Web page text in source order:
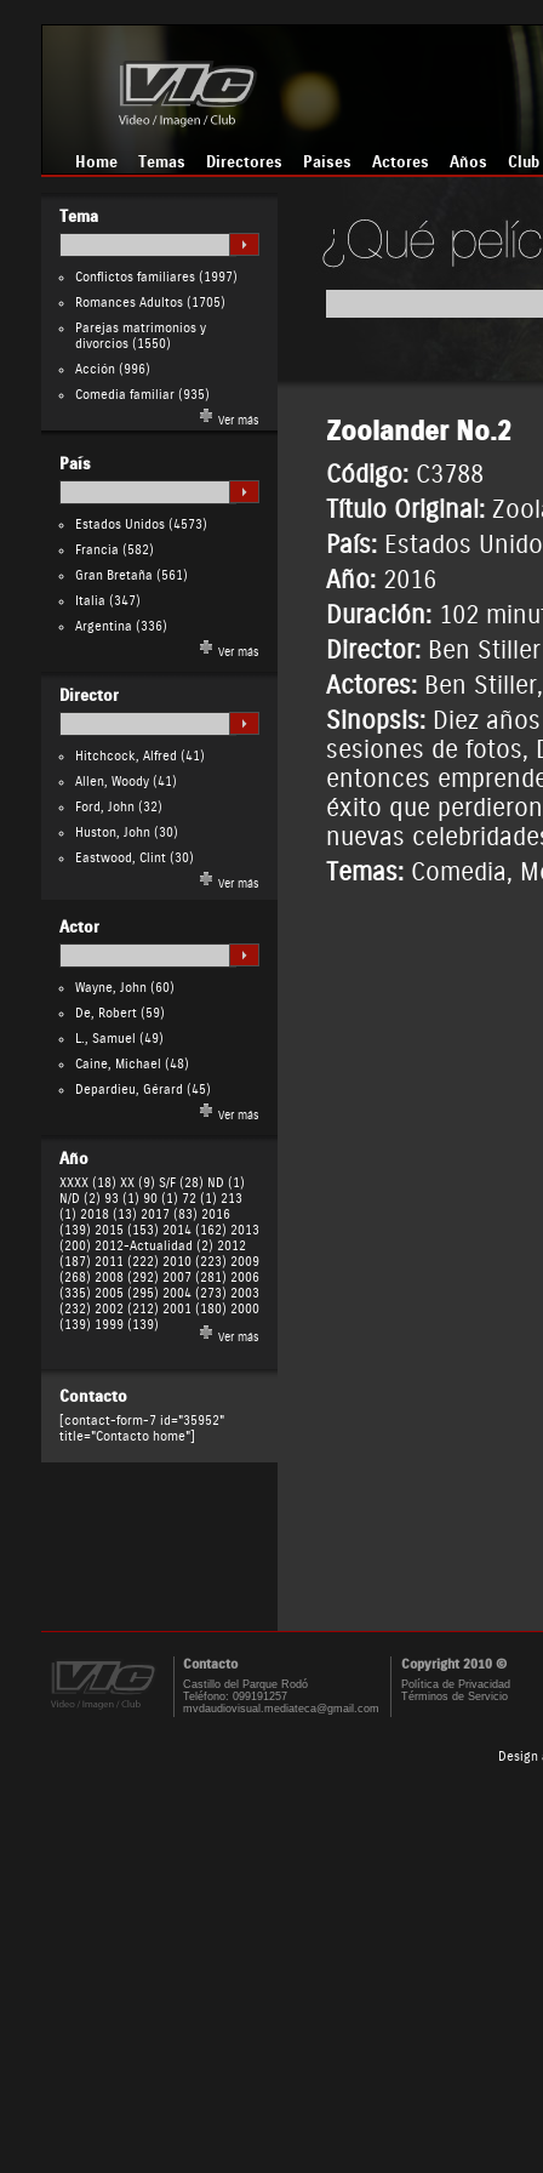
Home Temas Directores Países Actores Años Club
Tema
Conflictos familiares(1997)
Romances Adultos(1705)
Parejas matrimonios y
divorcios(1550)
Acción(996)
Comedia familiar(935)
Ver más
País
Estados Unidos(4573)
Francia (582)
Gran Bretaña (561)
Italia (347)
Argentina (336)
Ver más
Director
Hitchcock, Alfred (41)
Allen, Woody(41)
Ford, John(32)
Huston, John(30)
Eastwood, Clint(30)
Ver más
Actor
Wayne, John(60)
De, Robert(59)
L., Samuel (49)
Caine, Michael (48)
Depardieu, Gérard (45)
Ver más
Año
XXXX (18) XX (9) S/F (28) ND (1)
N/D (2) 93 (1) 90 (1) 72 (1) 213
(1) 2018 (13) 2017 (83) 2016
(139) 2015 (153) 2014 (162) 2013
(200) 2012-Actualidad (2) 2012
(187) 2011 (222) 2010 (223) 2009
(268) 2008 (292) 2007 (281) 2006
(335) 2005 (295) 2004 (273) 2003
(232) 2002 (212) 2001 (180) 2000
(139) 1999 (139)
Ver más
Contacto
[contact-form-7 id="35952"
title="Contacto home"]
Zoolander No.2
Código: C3788
Título Original:
País: Estados
Año: 2016
Duración: 102
Director: Ben Stiller
Actores: Ben Stiller
Sinopsis:Diez
sesiones de fotos,
entonces
éxito que
nuevas
Temas: Comedia,
Contacto Copyright 2010 ©
Castillo del Parque Rodó
Teléfono: 099191257
mvdaudiovisual.mediateca@gmail.com
Política de Privacidad
Términos de Servicio